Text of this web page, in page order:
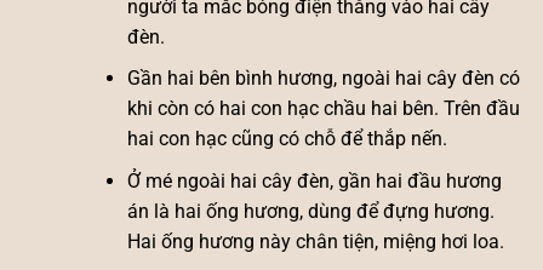
người ta mắc bóng điện thẳng vào hai cây
đèn.
Gần hai bên bình hương, ngoài hai cây đèn có
khi còn có hai con hạc chầu hai bên. Trên đầu
hai con hạc cũng có chỗ để thắp nến.
Ở mé ngoài hai cây đèn, gần hai đầu hương
án là hai ống hương, dùng để đựng hương.
Hai ống hương này chân tiện, miệng hơi loa.